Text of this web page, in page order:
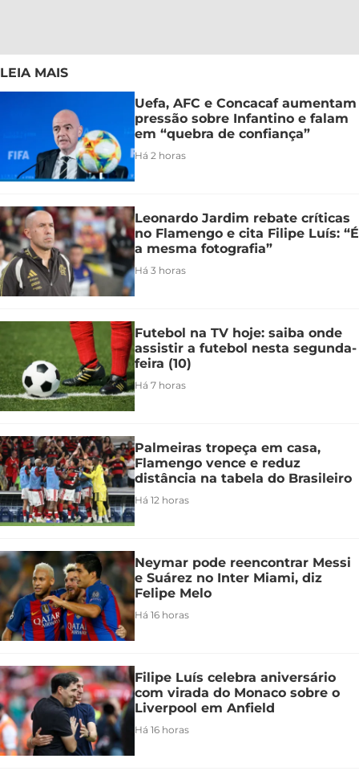
LEIA MAIS
Uefa, AFC e Concacaf aumentam
pressão sobre Infantino e falam
em “quebra de confiança”
Há 2 horas
Leonardo Jardim rebate críticas
no Flamengo e cita Filipe Luís: “É
a mesma fotografia”
Há 3 horas
Futebol na TV hoje: saiba onde
assistir a futebol nesta segunda-
feira (10)
Há 7 horas
Palmeiras tropeça em casa,
Flamengo vence e reduz
distância na tabela do Brasileiro
Há 12 horas
Neymar pode reencontrar Messi
e Suárez no Inter Miami, diz
Felipe Melo
Há 16 horas
Filipe Luís celebra aniversário
com virada do Monaco sobre o
Liverpool em Anfield
Há 16 horas